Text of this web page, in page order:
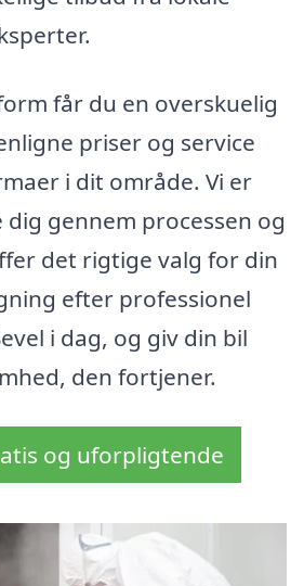
får du en overskuelig
priser og service
i dit område. Vi er
gennem processen og
det rigtige valg for din
efter professionel
i dag, og giv din bil
den fortjener.
og uforpligtende